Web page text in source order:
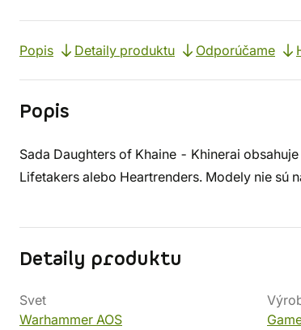
Popis Detaily produktu Odporúčame
Popis
Sada Daughters of Khaine - Khinerai
Lifetakers alebo Heartrenders. Modely nie sú
Detaily produktu
Svet
Warhammer AOS